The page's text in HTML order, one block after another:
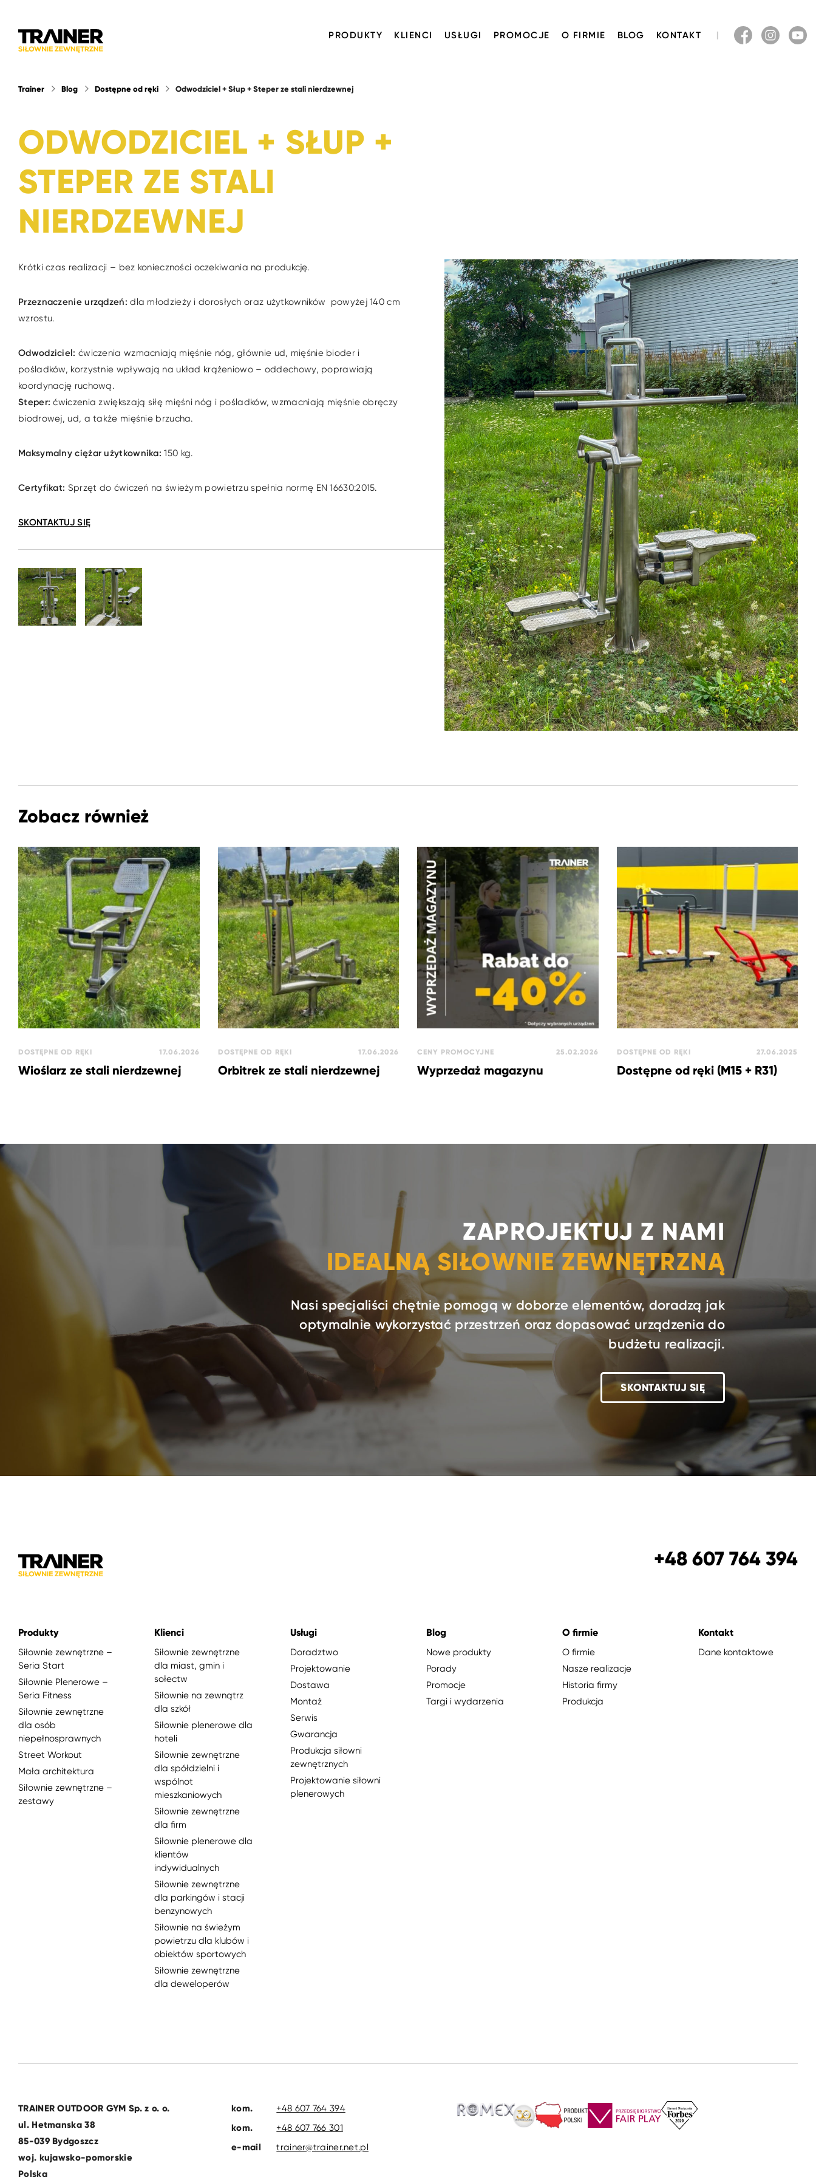
PRODUKTY KLIENCI USŁUGI PROMOCJE O FIRMIE BLOG KONTAKT
Trainer Blog Dostępne od ręki Odwodziciel + Słup + Steper ze stali nierdzewnej
ODWODZICIEL + SŁUP +
STEPER ZE STALI
NIERDZEWNEJ
Krótki czas realizacji – bez konieczności oczekiwania na produkcję.
Przeznaczenie urządzeń: dla młodzieży i dorosłych oraz użytkowników powyżej 140 cm
wzrostu.
Odwodziciel: ćwiczenia wzmacniają mięśnie nóg, głównie ud, mięśnie bioder i
pośladków, korzystnie wpływają na układ krążeniowo – oddechowy, poprawiają
koordynację ruchową.
Steper: ćwiczenia zwiększają siłę mięśni nóg i pośladków, wzmacniają mięśnie obręczy
biodrowej, ud, a także mięśnie brzucha.
Maksymalny ciężar użytkownika:150 kg.
Certyfikat: Sprzęt do ćwiczeń na świeżym powietrzu spełnia normę EN 16630:2015.
SKONTAKTUJ SIĘ
Zobacz również
DOSTĘPNE OD RĘKI 17.06.2026
Wioślarz ze stali nierdzewnej
DOSTĘPNE OD RĘKI 17.06.2026
Orbitrek ze stali nierdzewnej
CENY PROMOCYJNE 25.02.2026
Wyprzedaż magazynu
DOSTĘPNE OD RĘKI 27.06.2025
Dostępne od ręki (M15 + R31)
ZAPROJEKTUJ Z NAMI
IDEALNĄ SIŁOWNIE ZEWNĘTRZNĄ
Nasi specjaliści chętnie pomogą w doborze elementów, doradzą jak
optymalnie wykorzystać przestrzeń oraz dopasować urządzenia do
budżetu realizacji.
SKONTAKTUJ SIĘ
+48 607 764 394
Produkty
Siłownie zewnętrzne –
Seria Start
Siłownie Plenerowe –
Seria Fitness
Siłownie zewnętrzne
dla osób
niepełnosprawnych
Street Workout
Mała architektura
Siłownie zewnętrzne –
zestawy
Klienci
Siłownie zewnętrzne
dla miast, gmin i
sołectw
Siłownie na zewnątrz
dla szkół
Siłownie plenerowe dla
hoteli
Siłownie zewnętrzne
dla spółdzielni i
wspólnot
mieszkaniowych
Siłownie zewnętrzne
dla firm
Siłownie plenerowe dla
klientów
indywidualnych
Siłownie zewnętrzne
dla parkingów i stacji
benzynowych
Siłownie na świeżym
powietrzu dla klubów i
obiektów sportowych
Siłownie zewnętrzne
dla deweloperów
Usługi
Doradztwo
Projektowanie
Dostawa
Montaż
Serwis
Gwarancja
Produkcja siłowni
zewnętrznych
Projektowanie siłowni
plenerowych
Blog
Nowe produkty
Porady
Promocje
Targi i wydarzenia
O firmie
O firmie
Nasze realizacje
Historia firmy
Produkcja
Kontakt
Dane kontaktowe
TRAINER OUTDOOR GYM Sp. z o. o.
ul. Hetmanska 38
85-039 Bydgoszcz
woj. kujawsko-pomorskie
Polska
kom.
+48 607 764 394
kom.
+48 607 766 301
e-mail
trainer@trainer.net.pl